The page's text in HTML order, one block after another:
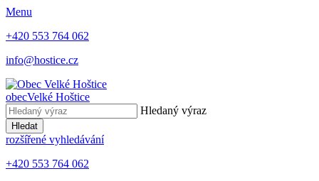
Menu
+420 553 764 062
info@hostice.cz
obecVelké Hoštice
Hledaný výraz
Hledat
rozšířené vyhledávání
+420 553 764 062